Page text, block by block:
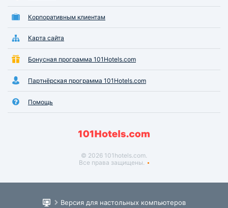
Корпоративным клиентам
Карта сайта
Бонусная программа 101Hotels.com
Партнёрская программа 101Hotels.com
Помощь
© 2026 101hotels.com.
Все права защищены.
Версия для настольных компьютеров